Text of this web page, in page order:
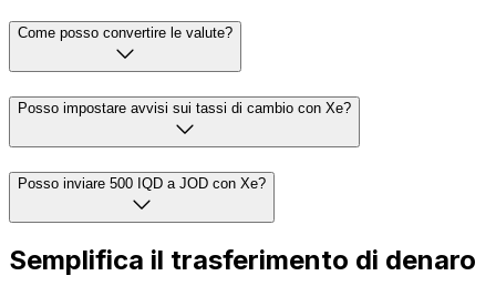
Come posso convertire le valute?
Posso impostare avvisi sui tassi di cambio con Xe?
Posso inviare 500 IQD a JOD con Xe?
Semplifica il trasferimento di denaro